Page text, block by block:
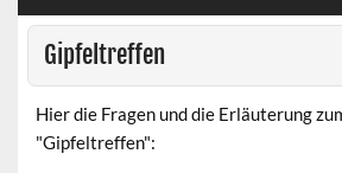
Gipfeltreffen
Hier die Fragen und die Erläuterung
"Gipfeltreffen":